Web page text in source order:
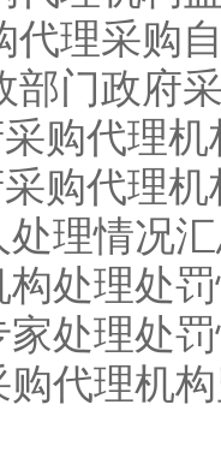
代理采购
部门政府
购代理
购代理
处理情况
构处理处
家处理处
购代理机